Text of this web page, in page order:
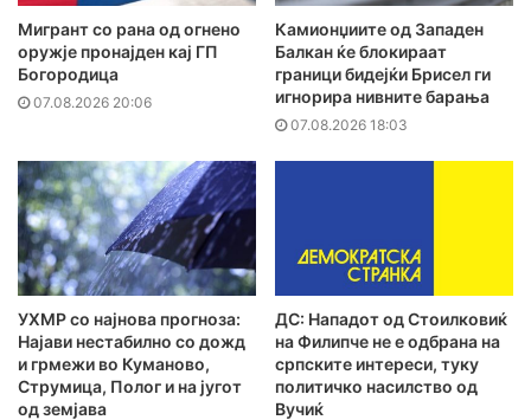
Мигрант со рана од огнено
оружје пронајден кај ГП
Богородица
07.08.2026 20:06
Камионџиите од Западен
Балкан ќе блокираат
граници бидејќи Брисел ги
игнорира нивните барања
07.08.2026 18:03
УХМР со најнова прогноза:
Најави нестабилно со дожд
и грмежи во Куманово,
Струмица, Полог и на југот
од земјава
ДС: Нападот од Стоилковиќ
на Филипче не е одбрана на
српските интереси, туку
политичко насилство од
Вучиќ